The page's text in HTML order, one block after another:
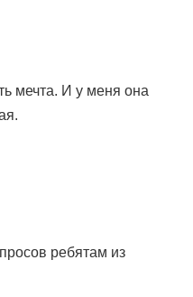
мечта. И у меня она
ребятам из